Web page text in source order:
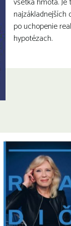
najzákladnejších
po uchopenie
hypotézach.